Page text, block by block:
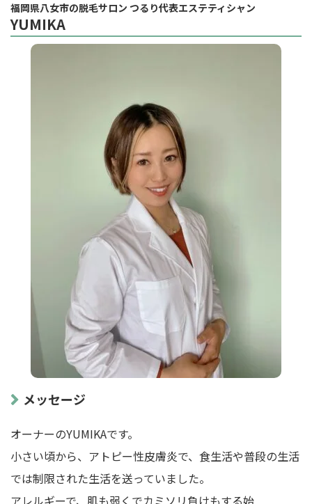
福岡県八女市の脱毛サロン つるり代表エステティシャン
YUMIKA
メッセージ
オーナーのYUMIKAです。
小さい頃から、アトピー性皮膚炎で、食生活や普段の生活
では制限された生活を送っていました。
アレルギーで、肌も弱くでカミソリ負けもする始